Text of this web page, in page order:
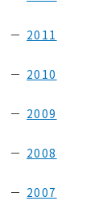
2011
2010
2009
2008
2007